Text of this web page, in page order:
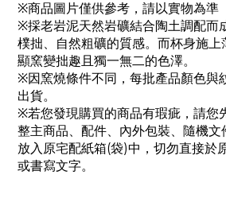
※商品圖片僅供參考，請以實物為準
※採老岩泥天然岩礦結合陶土調配而
樸拙、自然粗礦的質感。而杯身施上
顯窯變拙趣且獨一無二的色澤。
※因窯燒條件不同，每批產品顏色與
出貨。
※若您發現購買的商品有瑕疵，請您
整主商品、配件、內外包裝、隨機
放入原宅配紙箱(袋)中，切勿直接於
或書寫文字。